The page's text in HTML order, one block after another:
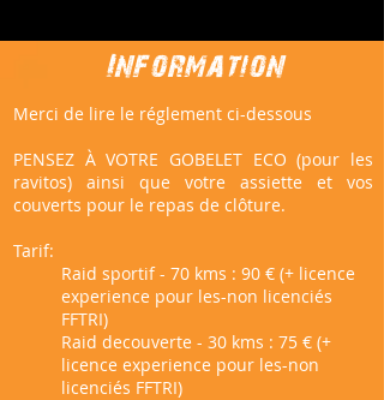
Information
Merci de lire le réglement ci-dessous
PENSEZ À VOTRE GOBELET ECO (pour les
ravitos) ainsi que votre assiette et vos
couverts pour le repas de clôture.
Tarif:
Raid sportif - 70 kms : 90 € (+ licence
experience pour les-non licenciés
FFTRI)
Raid decouverte - 30 kms : 75 € (+
licence experience pour les-non
licenciés FFTRI)